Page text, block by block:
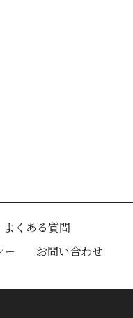
よくある質問
ー お問い合わせ